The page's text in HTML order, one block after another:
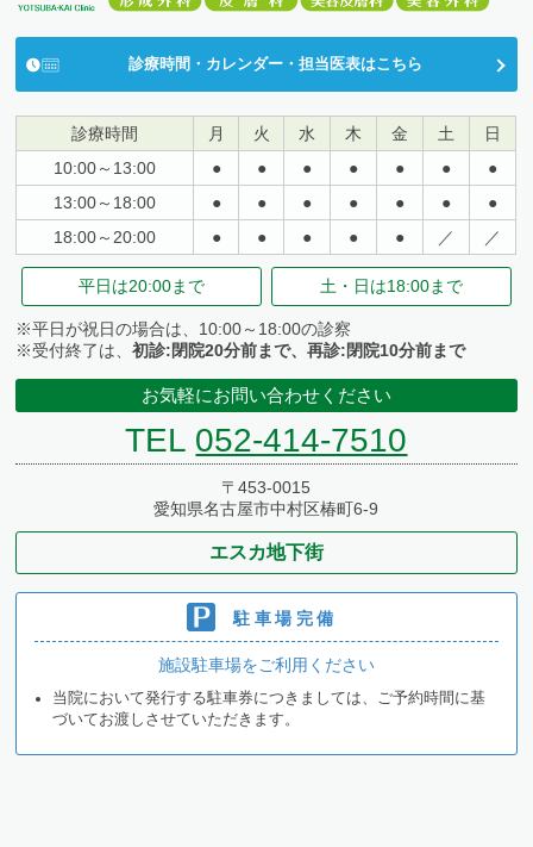
診療時間・カレンダー・担当医表はこちら
診療時間 月 火 水 木 金 土
日
10:00～13:00
● ● ● ● ● ●
●
13:00～18:00
● ● ● ● ● ●
●
18:00～20:00
● ● ● ● ● ／ ／
平日は20:00まで 土・日は18:00まで
※平日が祝日の場合は、10:00～18:00の診察
※受付終了は、初診:閉院20分前まで、再診:閉院10分前まで
お気軽にお問い合わせください
TEL 052-414-7510
〒453-0015
愛知県名古屋市中村区椿町6-9
エスカ地下街
駐車場完備
施設駐車場をご利用ください
当院において発行する駐車券につきましては、ご予約時間に基
づいてお渡しさせていただきます。